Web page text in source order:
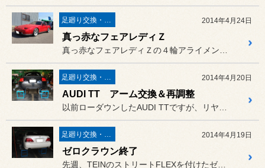
足廻り交換・４輪アライメント調整 2014年4月24日
真っ赤なフェアレディＺ
足廻り交換・４輪アライメント調整 2014年4月20日
AUDI TT アーム交換＆再調整
足廻り交換・４輪アライメント調整 2014年4月19日
ゼロクラウン終了
先週、TEINのストリートFLEXを付けたゼロクラウンの車高が決ま...